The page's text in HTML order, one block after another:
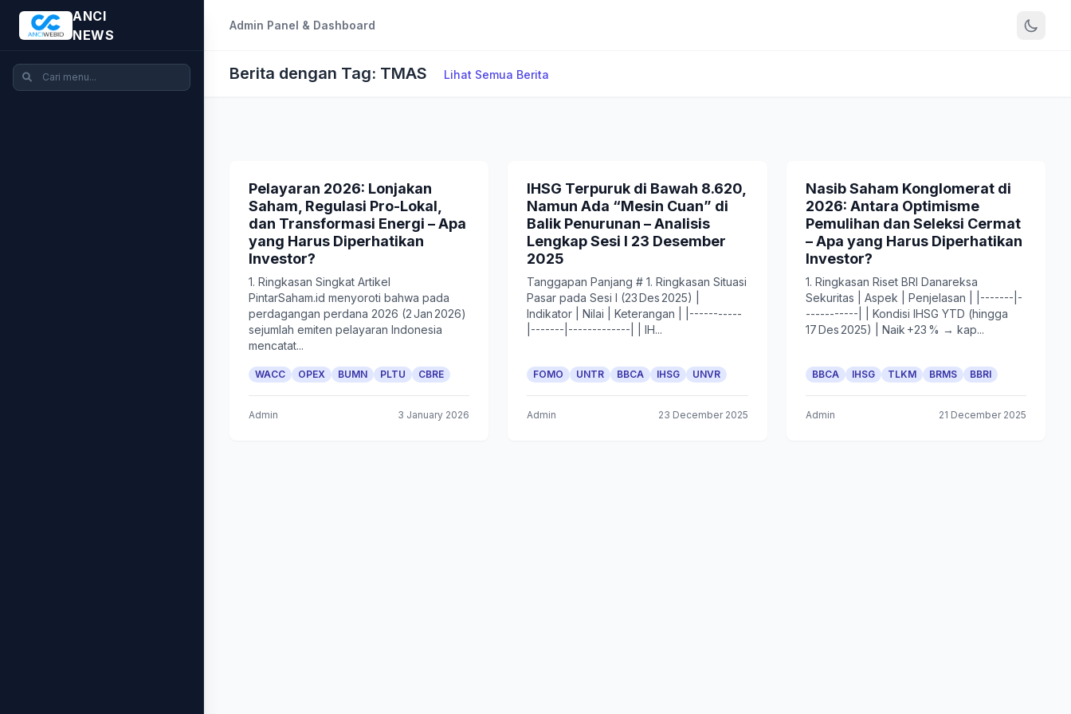
ANCI
NEWS
Admin Panel & Dashboard
Berita dengan Tag: TMAS Lihat Semua Berita
Pelayaran 2026: Lonjakan
Saham, Regulasi Pro-Lokal,
dan Transformasi Energi – Apa
yang Harus Diperhatikan
Investor?
1. Ringkasan Singkat Artikel
PintarSaham.id menyoroti bahwa pada
perdagangan perdana 2026 (2 Jan 2026)
sejumlah emiten pelayaran Indonesia
mencatat...
WACC OPEX BUMN PLTU CBRE
Admin 3 January 2026
IHSG Terpuruk di Bawah 8.620,
Namun Ada “Mesin Cuan” di
Balik Penurunan – Analisis
Lengkap Sesi I 23 Desember
2025
Tanggapan Panjang # 1. Ringkasan Situasi
Pasar pada Sesi I (23 Des 2025) |
Indikator | Nilai | Keterangan | |-----------
|-------|-------------| | IH...
FOMO UNTR BBCA IHSG UNVR
Admin 23 December 2025
Nasib Saham Konglomerat di
2026: Antara Optimisme
Pemulihan dan Seleksi Cermat
– Apa yang Harus Diperhatikan
Investor?
1. Ringkasan Riset BRI Danareksa
Sekuritas | Aspek | Penjelasan | |-------|-
-----------| | Kondisi IHSG YTD (hingga
17 Des 2025) | Naik +23 % → kap...
BBCA IHSG TLKM BRMS BBRI
Admin 21 December 2025